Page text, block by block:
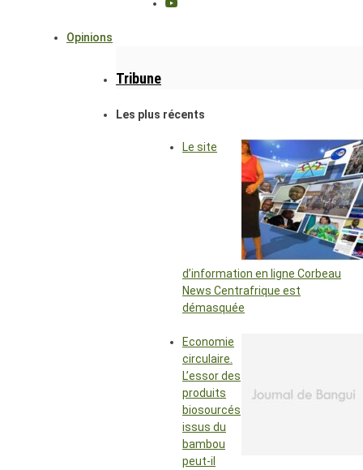
Opinions
Tribune
Les plus récents
Le site
d’information en ligne Corbeau
News Centrafrique est
démasquée
Economie
circulaire.
L’essor des
produits
biosourcés
issus du
bambou
peut-il